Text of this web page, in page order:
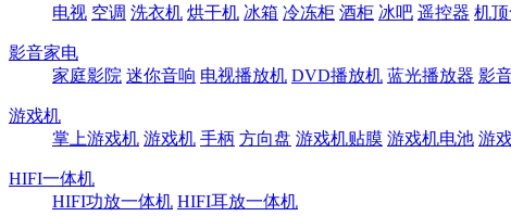
电视 空调 洗衣机 烘干机 冰箱 冷冻柜 酒柜 冰吧 遥控器 机
影音家电
家庭影院 迷你音响 电视播放机 DVD播放机 蓝光播放器 影
游戏机
掌上游戏机 游戏机 手柄 方向盘 游戏机贴膜 游戏机电池 游
HIFI一体机
HIFI功放一体机 HIFI耳放一体机